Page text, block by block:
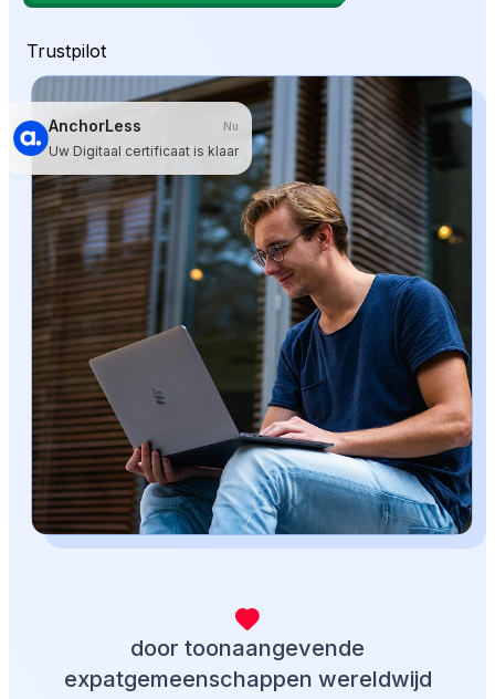
Trustpilot
AnchorLess Nu
Uw Digitaal certificaat is klaar
door toonaangevende
expatgemeenschappen wereldwijd